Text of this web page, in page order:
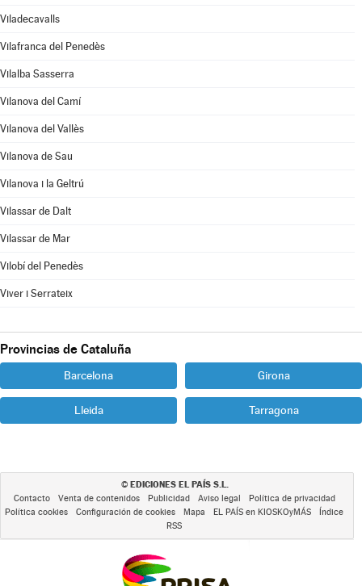
Viladecavalls
Vilafranca del Penedès
Vilalba Sasserra
Vilanova del Camí
Vilanova del Vallès
Vilanova de Sau
Vilanova i la Geltrú
Vilassar de Dalt
Vilassar de Mar
Vilobí del Penedès
Viver i Serrateix
Provincias de Cataluña
Barcelona Girona
Lleida Tarragona
© EDICIONES EL PAÍS S.L.
Contacto Venta de contenidos Publicidad Aviso legal
Política de privacidad
Política cookies
Configuración de cookies Mapa EL PAÍS en KIOSKOyMÁS
Índice
RSS